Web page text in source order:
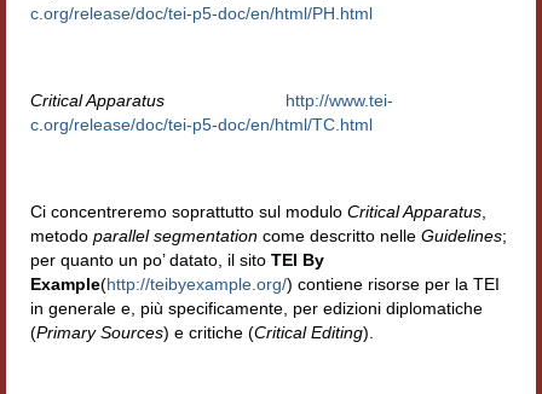
c.org/release/doc/tei-p5-doc/en/html/PH.html
Critical Apparatus
http://www.tei-
c.org/release/doc/tei-p5-doc/en/html/TC.html
Ci concentreremo soprattutto sul modulo Critical Apparatus
metodo parallel segmentation come descritto nelle Guidelines;
per quanto un po’ datato, il sito TEI By
Example(http://teibyexample.org/) contiene risorse per la TEI
in generale e, più specificamente, per edizioni diplomatiche
(Primary Sources) e critiche (Critical Editing).